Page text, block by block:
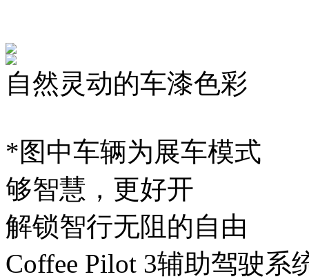
自然灵动的车漆色彩
*图中车辆为展车模式
够智慧，更好开
解锁智行无阻的自由
Coffee Pilot 3辅助驾驶系